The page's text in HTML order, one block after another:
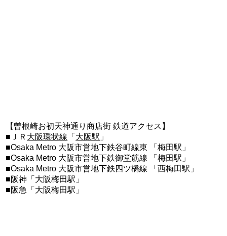
【曽根崎お初天神通り商店街 鉄道アクセス】
■ＪＲ 大阪環状線 「 大阪駅 」
■Osaka Metro 大阪市営地下鉄谷町線東 「梅田駅」
■Osaka Metro 大阪市営地下鉄御堂筋線 「梅田駅」
■Osaka Metro 大阪市営地下鉄四ツ橋線 「西梅田駅」
■阪神「大阪梅田駅」
■阪急「大阪梅田駅」